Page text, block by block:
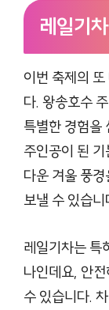
레일기
이번 축제의
다. 왕송호수
특별한 경험을
주인공이 된
다운 겨울 풍
보낼 수 있습니
레일기차는 특
나인데요, 안
수 있습니다.